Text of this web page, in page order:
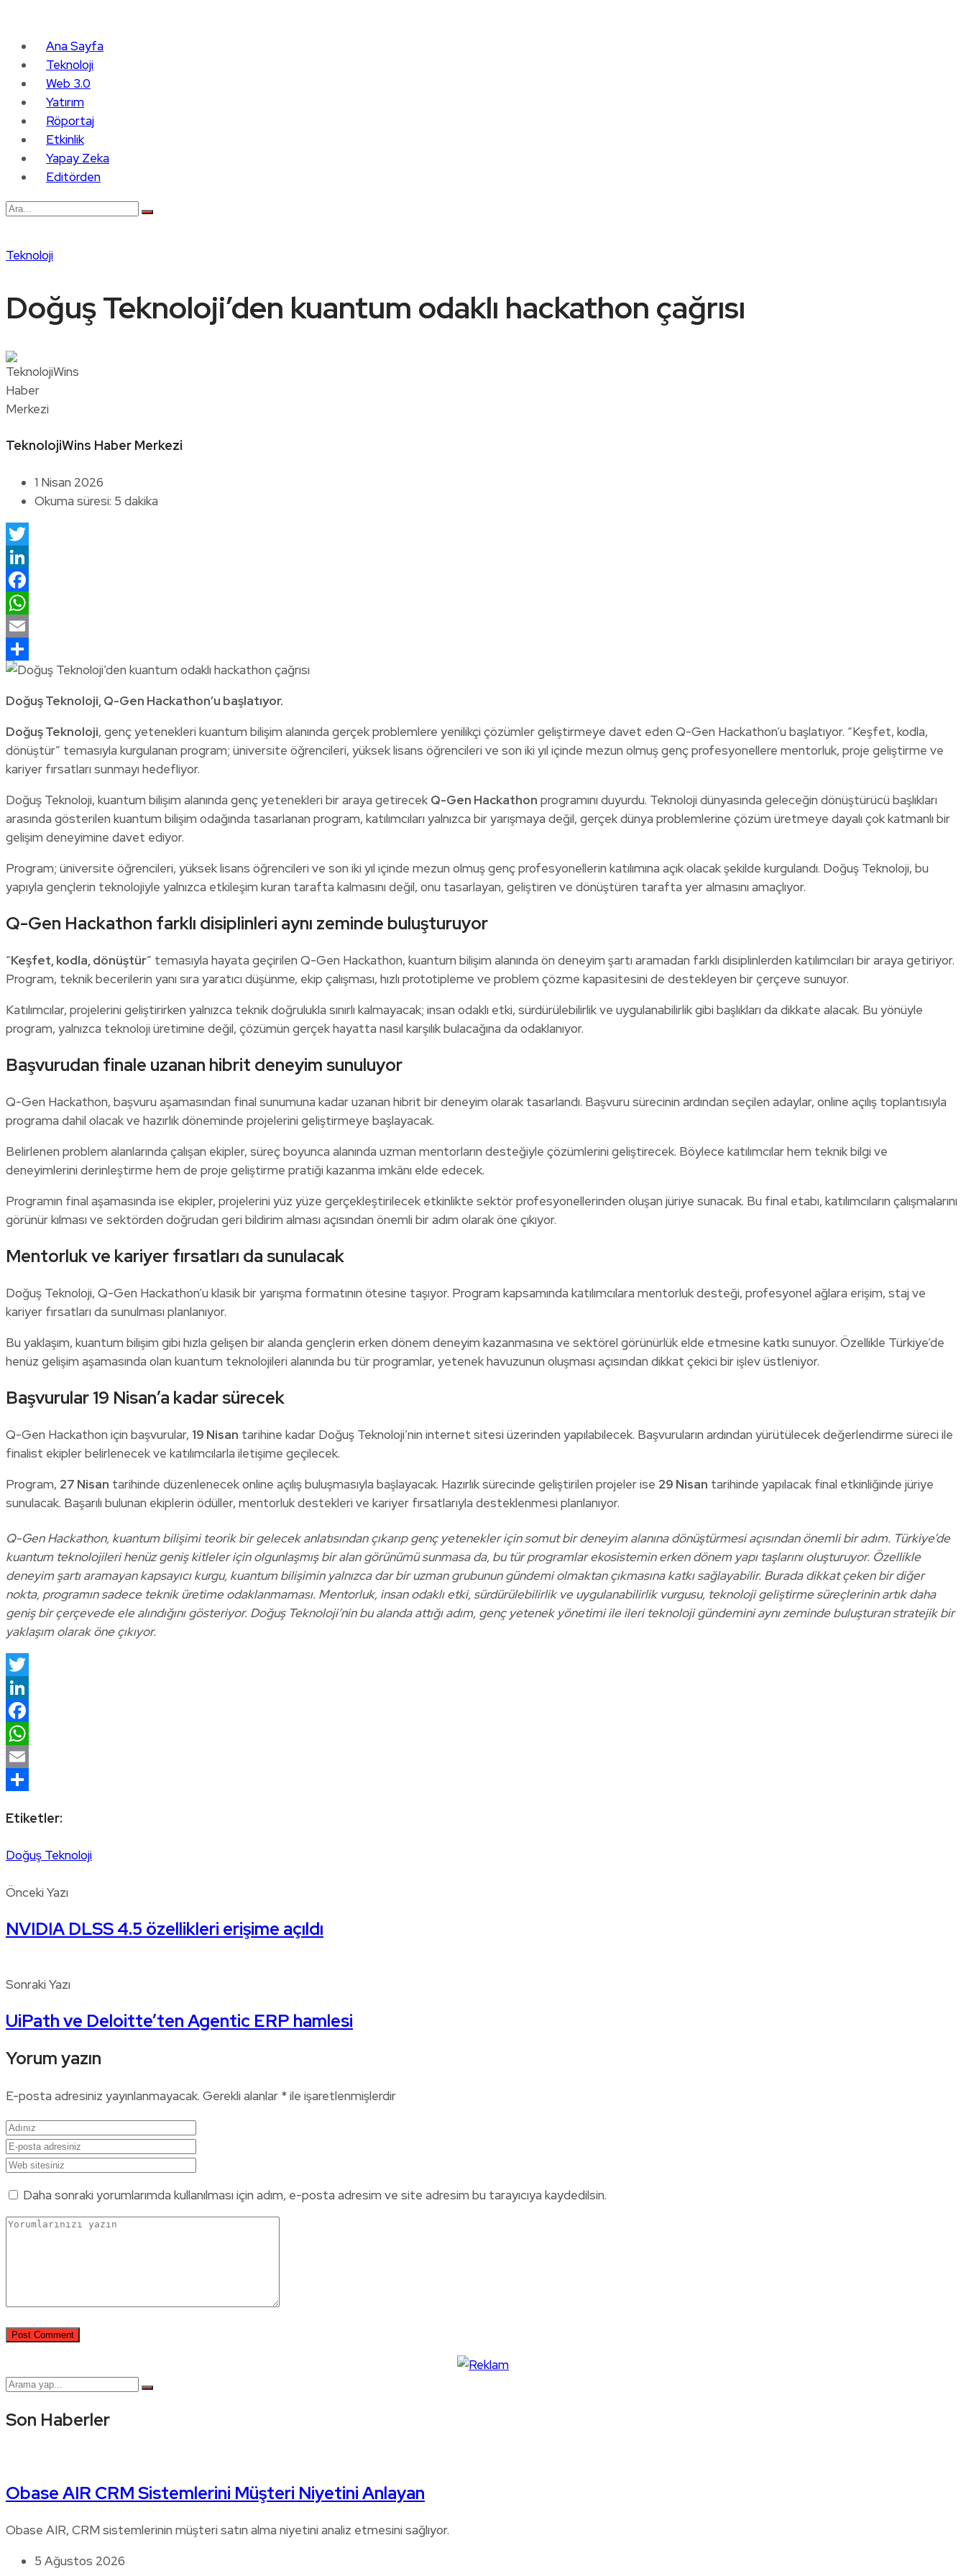
Ana Sayfa
Teknoloji
Web 3.0
Yatırım
Röportaj
Etkinlik
Yapay Zeka
Editörden
Teknoloji
Doğuş Teknoloji’den kuantum odaklı hackathon çağrısı
TeknolojiWins Haber Merkezi
1 Nisan 2026
Okuma süresi: 5 dakika
Twitter
LinkedIn
Facebook
WhatsApp
Email
Share
Doğuş Teknoloji, Q-Gen Hackathon’u başlatıyor.
Doğuş Teknoloji, genç yetenekleri kuantum bilişim alanında gerçek problemlere yenilikçi çözümler geliştirmeye davet eden Q-Gen Hackathon’u başlatıyor. “Keşfet, kodla,
dönüştür” temasıyla kurgulanan program; üniversite öğrencileri, yüksek lisans öğrencileri ve son iki yıl içinde mezun olmuş genç profesyonellere mentorluk, proje geliştirme ve
kariyer fırsatları sunmayı hedefliyor.
Doğuş Teknoloji, kuantum bilişim alanında genç yetenekleri bir araya getirecek Q-Gen Hackathon programını duyurdu. Teknoloji dünyasında geleceğin dönüştürücü başlıkları
arasında gösterilen kuantum bilişim odağında tasarlanan program, katılımcıları yalnızca bir yarışmaya değil, gerçek dünya problemlerine çözüm üretmeye dayalı çok katmanlı bir
gelişim deneyimine davet ediyor.
Program; üniversite öğrencileri, yüksek lisans öğrencileri ve son iki yıl içinde mezun olmuş genç profesyonellerin katılımına açık olacak şekilde kurgulandı. Doğuş Teknoloji, bu
yapıyla gençlerin teknolojiyle yalnızca etkileşim kuran tarafta kalmasını değil, onu tasarlayan, geliştiren ve dönüştüren tarafta yer almasını amaçlıyor.
Q-Gen Hackathon farklı disiplinleri aynı zeminde buluşturuyor
“Keşfet, kodla, dönüştür” temasıyla hayata geçirilen Q-Gen Hackathon, kuantum bilişim alanında ön deneyim şartı aramadan farklı disiplinlerden katılımcıları bir araya getiriyor.
Program, teknik becerilerin yanı sıra yaratıcı düşünme, ekip çalışması, hızlı prototipleme ve problem çözme kapasitesini de destekleyen bir çerçeve sunuyor.
Katılımcılar, projelerini geliştirirken yalnızca teknik doğrulukla sınırlı kalmayacak; insan odaklı etki, sürdürülebilirlik ve uygulanabilirlik gibi başlıkları da dikkate alacak. Bu yönüyle
program, yalnızca teknoloji üretimine değil, çözümün gerçek hayatta nasıl karşılık bulacağına da odaklanıyor.
Başvurudan finale uzanan hibrit deneyim sunuluyor
Q-Gen Hackathon, başvuru aşamasından final sunumuna kadar uzanan hibrit bir deneyim olarak tasarlandı. Başvuru sürecinin ardından seçilen adaylar, online açılış toplantısıyla
programa dahil olacak ve hazırlık döneminde projelerini geliştirmeye başlayacak.
Belirlenen problem alanlarında çalışan ekipler, süreç boyunca alanında uzman mentorların desteğiyle çözümlerini geliştirecek. Böylece katılımcılar hem teknik bilgi ve
deneyimlerini derinleştirme hem de proje geliştirme pratiği kazanma imkânı elde edecek.
Programın final aşamasında ise ekipler, projelerini yüz yüze gerçekleştirilecek etkinlikte sektör profesyonellerinden oluşan jüriye sunacak. Bu final etabı, katılımcıların çalışmalarını
görünür kılması ve sektörden doğrudan geri bildirim alması açısından önemli bir adım olarak öne çıkıyor.
Mentorluk ve kariyer fırsatları da sunulacak
Doğuş Teknoloji, Q-Gen Hackathon’u klasik bir yarışma formatının ötesine taşıyor. Program kapsamında katılımcılara mentorluk desteği, profesyonel ağlara erişim, staj ve
kariyer fırsatları da sunulması planlanıyor.
Bu yaklaşım, kuantum bilişim gibi hızla gelişen bir alanda gençlerin erken dönem deneyim kazanmasına ve sektörel görünürlük elde etmesine katkı sunuyor. Özellikle Türkiye’de
henüz gelişim aşamasında olan kuantum teknolojileri alanında bu tür programlar, yetenek havuzunun oluşması açısından dikkat çekici bir işlev üstleniyor.
Başvurular 19 Nisan’a kadar sürecek
Q-Gen Hackathon için başvurular, 19 Nisan tarihine kadar Doğuş Teknoloji’nin internet sitesi üzerinden yapılabilecek. Başvuruların ardından yürütülecek değerlendirme süreci ile
finalist ekipler belirlenecek ve katılımcılarla iletişime geçilecek.
Program, 27 Nisan tarihinde düzenlenecek online açılış buluşmasıyla başlayacak. Hazırlık sürecinde geliştirilen projeler ise 29 Nisan tarihinde yapılacak final etkinliğinde jüriye
sunulacak. Başarılı bulunan ekiplerin ödüller, mentorluk destekleri ve kariyer fırsatlarıyla desteklenmesi planlanıyor.
Q-Gen Hackathon, kuantum bilişimi teorik bir gelecek anlatısından çıkarıp genç yetenekler için somut bir deneyim alanına dönüştürmesi açısından önemli bir adım. Türkiye’de
kuantum teknolojileri henüz geniş kitleler için olgunlaşmış bir alan görünümü sunmasa da, bu tür programlar ekosistemin erken dönem yapı taşlarını oluşturuyor. Özellikle
deneyim şartı aramayan kapsayıcı kurgu, kuantum bilişimin yalnızca dar bir uzman grubunun gündemi olmaktan çıkmasına katkı sağlayabilir. Burada dikkat çeken bir diğer
nokta, programın sadece teknik üretime odaklanmaması. Mentorluk, insan odaklı etki, sürdürülebilirlik ve uygulanabilirlik vurgusu, teknoloji geliştirme süreçlerinin artık daha
geniş bir çerçevede ele alındığını gösteriyor. Doğuş Teknoloji’nin bu alanda attığı adım, genç yetenek yönetimi ile ileri teknoloji gündemini aynı zeminde buluşturan stratejik bir
yaklaşım olarak öne çıkıyor.
Twitter
LinkedIn
Facebook
WhatsApp
Email
Etiketler:
Doğuş Teknoloji
Önceki Yazı
NVIDIA DLSS 4.5 özellikleri erişime açıldı
Sonraki Yazı
UiPath ve Deloitte’ten Agentic ERP hamlesi
Yorum yazın
E-posta adresiniz yayınlanmayacak. Gerekli alanlar *ile işaretlenmişlerdir
Daha sonraki yorumlarımda kullanılması için adım, e-posta adresim ve site adresim bu tarayıcıya kaydedilsin.
Son Haberler
Obase AIR CRM Sistemlerini Müşteri Niyetini Anlayan
Obase AIR, CRM sistemlerinin müşteri satın alma niyetini analiz etmesini sağlıyor.
5 Ağustos 2026